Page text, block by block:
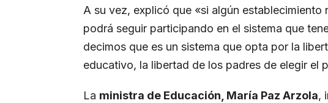
A su vez, explicó que «si algún establecimiento
podrá seguir participando en el sistema que
decimos que es un sistema que opta por la
educativo, la libertad de los padres de elegir el
La ministra de Educación, María Paz Arzola,